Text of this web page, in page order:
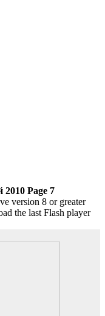
2010 Page 7
version 8 or greater
the last Flash player